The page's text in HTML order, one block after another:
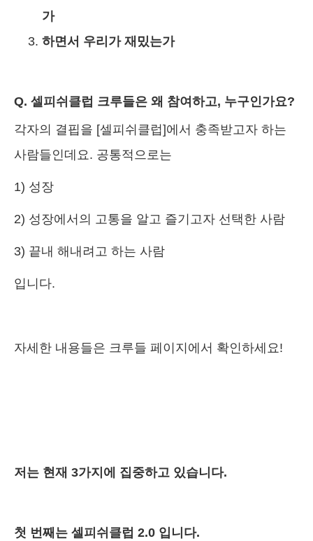
가
하면서 우리가 재밌는가
Q. 셀피쉬클럽 크루들은 왜 참여하고, 누구인가요?
각자의 결핍을 [셀피쉬클럽]에서 충족받고자 하는
사람들인데요. 공통적으로는
1) 성장
2) 성장에서의 고통을 알고 즐기고자 선택한 사람
3) 끝내 해내려고 하는 사람
입니다.
자세한 내용들은 크루들 페이지에서 확인하세요!
저는 현재 3가지에 집중하고 있습니다.
첫 번째는 셀피쉬클럽 2.0 입니다.